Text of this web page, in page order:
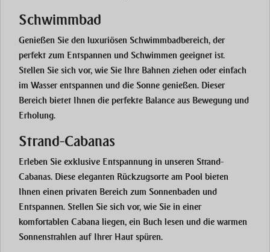
Schwimmbad
Genießen Sie den luxuriösen Schwimmbadbereich, der
perfekt zum Entspannen und Schwimmen geeignet ist.
Stellen Sie sich vor, wie Sie Ihre Bahnen ziehen oder einfach
im Wasser entspannen und die Sonne genießen. Dieser
Bereich bietet Ihnen die perfekte Balance aus Bewegung und
Erholung.
Strand-Cabanas
Erleben Sie exklusive Entspannung in unseren Strand-
Cabanas. Diese eleganten Rückzugsorte am Pool bieten
Ihnen einen privaten Bereich zum Sonnenbaden und
Entspannen. Stellen Sie sich vor, wie Sie in einer
komfortablen Cabana liegen, ein Buch lesen und die warmen
Sonnenstrahlen auf Ihrer Haut spüren.